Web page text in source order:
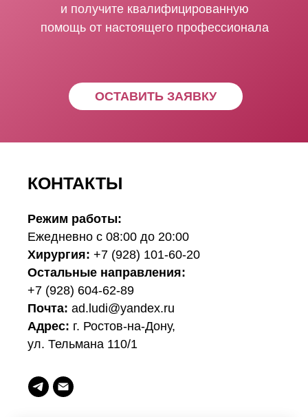
и получите квалифицированную
помощь от настоящего профессионала
ОСТАВИТЬ ЗАЯВКУ
КОНТАКТЫ
Режим работы:
Ежедневно с 08:00 до 20:00
Хирургия: +7 (928) 101-60-20
Остальные направления:
+7 (928) 604-62-89
Почта: ad.ludi@yandex.ru
Адрес: г. Ростов-на-Дону,
ул. Тельмана 110/1